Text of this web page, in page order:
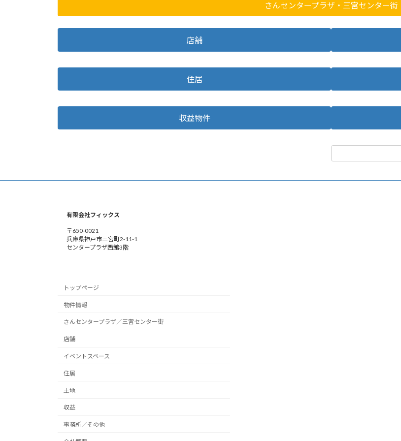
さんセンタープラザ・三宮センター街
店舗
住居
収益物件
有限会社フィックス
〒650-0021
兵庫県神戸市三宮町2-11-1
センタープラザ西館3階
トップページ
物件情報
さんセンタープラザ／三宮センター街
店舗
イベントスペース
住居
土地
収益
事務所／その他